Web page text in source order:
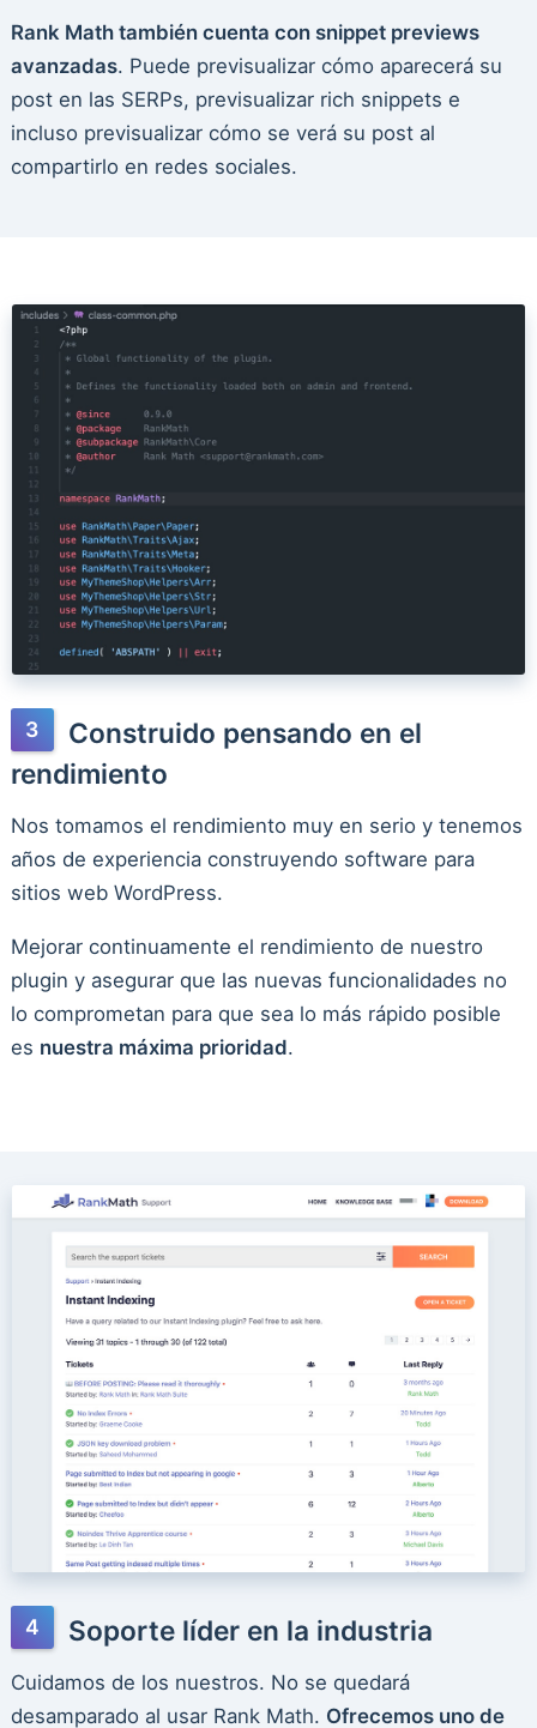
Rank Math también cuenta con snippet previews
avanzadas. Puede previsualizar cómo aparecerá su
post en las SERPs, previsualizar rich snippets e
incluso previsualizar cómo se verá su post al
compartirlo en redes sociales.
Construido pensando en el
rendimiento
Nos tomamos el rendimiento muy en serio y tenemos
años de experiencia construyendo software para
sitios web WordPress.
Mejorar continuamente el rendimiento de nuestro
plugin y asegurar que las nuevas funcionalidades no
lo comprometan para que sea lo más rápido posible
es nuestra máxima prioridad.
Soporte líder en la industria
Cuidamos de los nuestros. No se quedará
desamparado al usar Rank Math. Ofrecemos uno de